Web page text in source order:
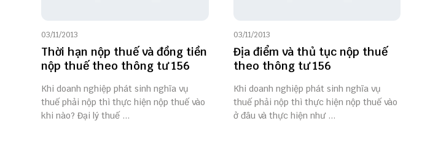
03/11/2013
Thời hạn nộp thuế và đồng tiền
nộp thuế theo thông tư 156
Khi doanh nghiệp phát sinh nghĩa vụ
thuế phải nộp thì thực hiện nộp thuế vào
khi nào? Đại lý thuế ...
03/11/2013
Địa điểm và thủ tục nộp thuế
theo thông tư 156
Khi doanh nghiệp phát sinh nghĩa vụ
thuế phải nộp thì thực hiện nộp thuế vào
ở đâu và thực hiện như ...